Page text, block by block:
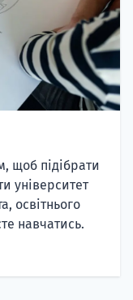
щоб підібрати
університет
освітнього
навчатись.